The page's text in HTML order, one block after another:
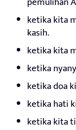
ketika kita
kasih.
ketika kita
ketika
ketika doa
ketika hati
ketika kita